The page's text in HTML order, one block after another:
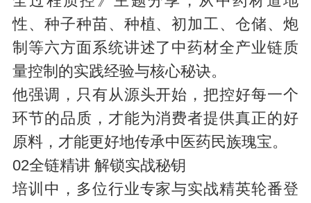
性、种子种苗、种植、初加工、仓储、炮
制等六方面系统讲述了中药材全产业链质
量控制的实践经验与核心秘诀。
他强调，只有从源头开始，把控好每一个
环节的品质，才能为消费者提供真正的好
原料，才能更好地传承中医药民族瑰宝。
02全链精讲 解锁实战秘钥
培训中，多位行业专家与实战精英轮番登